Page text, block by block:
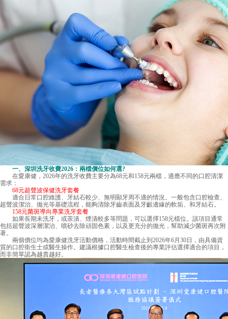
一、 深圳洗牙收費2026：兩檔價位如何選?
在愛康健，2026年的洗牙收費主要分為68元和158元兩檔，適應不同的口腔清潔
需求：
68元超聲波保健洗牙套餐
適合日常口腔維護、牙結石較少、無明顯牙周不適的情況。一般包含口腔檢查、
超聲波潔治、拋光等基礎流程，能夠清除牙齒表面及牙齦邊緣的軟垢、和牙結石。
158元菌斑導向專業洗牙套餐
如果長期未洗牙，或茶漬、煙漬較多等問題，可以選擇158元檔位。該項目通常
包括超聲波深層潔治、噴砂去除頑固色素，以及更充分的拋光，幫助減少菌斑再次附
著。
兩個價位均為愛康健洗牙活動價格，活動時間截止到2026年6月30日，由具備資
質的口腔衛生士或醫生操作。建議根據口腔醫生檢查後的專業評估選擇適合的項目，
而非簡單認為越貴越好。